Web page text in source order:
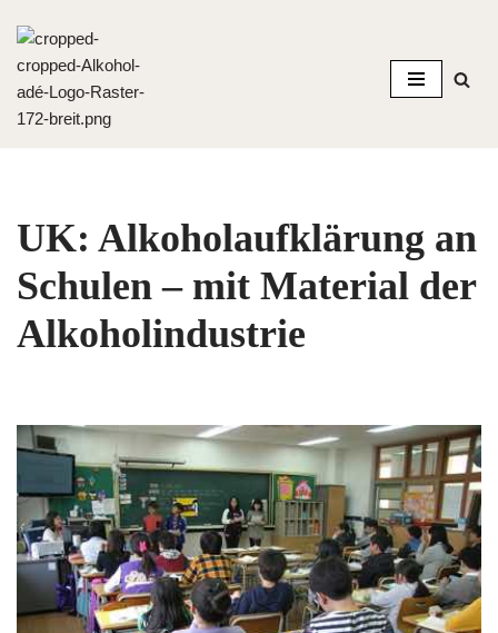
Zum
Inhalt
springen
UK: Alkoholaufklärung an
Schulen – mit Material der
Alkoholindustrie